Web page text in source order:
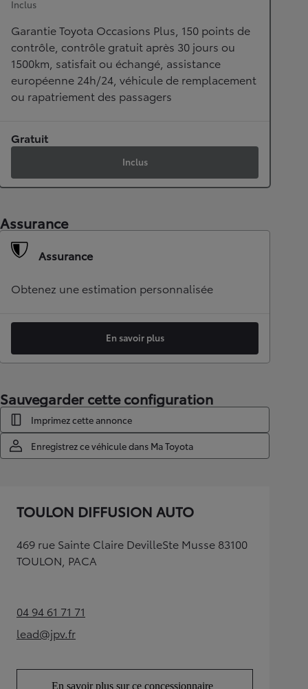
Inclus
Garantie Toyota Occasions Plus, 150 points de
contrôle, contrôle gratuit après 30 jours ou
1500km, satisfait ou échangé, assistance
européenne 24h/24, véhicule de remplacement
ou rapatriement des passagers
Gratuit
Inclus
Assurance
Assurance
Obtenez une estimation personnalisée
En savoir plus
Sauvegarder cette configuration
Imprimez cette annonce
Enregistrez ce véhicule dans Ma Toyota
TOULON DIFFUSION AUTO
469 rue Sainte Claire DevilleSte Musse 83100
TOULON, PACA
04 94 61 71 71
lead@jpv.fr(Opens in new tab)